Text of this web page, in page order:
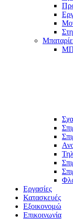
Εργασίες
Κατασκευές
Εξοικονομώ
Επικοινωνία